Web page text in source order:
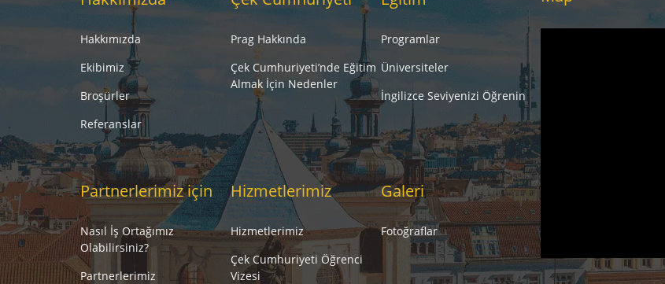
Hakkımızda
Ekibimiz
Broşürler
Referanslar
Prag Hakkında
Çek Cumhuriyeti’nde Eğitim
Almak İçin Nedenler
Programlar
Üniversiteler
İngilizce Seviyenizi Öğrenin
Partnerlerimiz için
Nasıl İş Ortağımız
Olabilirsiniz?
Partnerlerimiz
Hizmetlerimiz
Hizmetlerimiz
Çek Cumhuriyeti Öğrenci
Vizesi
Galeri
Fotoğraflar